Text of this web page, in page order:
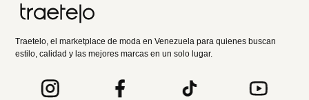
Traetelo, el marketplace de moda en Venezuela para quienes buscan
estilo, calidad y las mejores marcas en un solo lugar.